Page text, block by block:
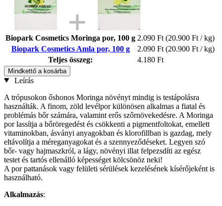
Biopark Cosmetics Moringa por, 100 g 2.090 Ft (20.900 Ft / kg)
Biopark Cosmetics Amla por, 100 g
2.090 Ft (20.900 Ft / kg)
Teljes összeg:
4.180 Ft
Mindkettő a kosárba
Leírás
A trópusokon őshonos Moringa növényt mindig is testápolásra
használták. A finom, zöld levélpor különösen alkalmas a fiatal és
problémás bőr számára, valamint erős szőrnövekedésre. A Moringa
por lassítja a bőröregedést és csökkenti a pigmentfoltokat, emellett
vitaminokban, ásványi anyagokban és klorofillban is gazdag, mely
eltávolítja a méreganyagokat és a szennyeződéseket. Legyen szó
bőr- vagy hajmaszkról, a lágy, növényi illat felpezsdíti az egész
testet és tartós ellenálló képességet kölcsönöz neki!
A por pattanások vagy felületi sérülések kezelésének kísérőjeként is
használható.
Alkalmazás: